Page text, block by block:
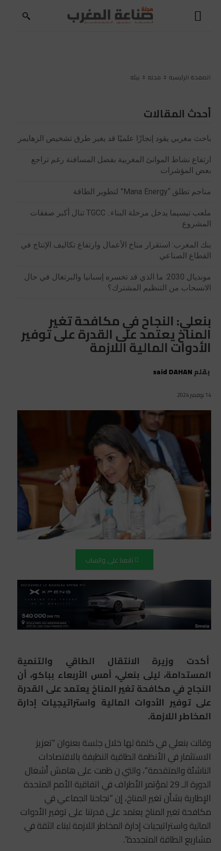
الصفحة الرئيسية مجلة بيئة
أحدث المقالات
باحث مغربي يقود إنجازًا علميًا قد يغير طرق تشخيص الزهايمر
ارتفاع نشاط الموانئ المغربية بفضل المسافنة رغم تراجع
بعض المؤشرات
مناجم تطلق “Mana Energy” لتطوير الطاقة
ملعب تيسيما يدخل مرحلة البناء.. TGCC تنال أكبر صفقات
المشروع
بنك المغرب: استقرار مناخ الأعمال وارتفاع تكاليف الإنتاج في
القطاع الصناعي
مونديال 2030: ما الذي قد تخسره إسبانيا والبرتغال في حال
الانسحاب من التنظيم المشترك؟
بنعلي: النجاح في مكافحة تغير
المناخ يعتمد على القدرة على توفير
الأدوات المالية اللازمة
بقلمsaid DAHAN
14 نوفمبر 2024
تابعنا على واتساب
أكدت وزيرة الانتقال الطاقي والتنمية
المستدامة، ليلى بنعلي، أمس الأربعاء بباكو، أن
النجاح في مكافحة تغير المناخ يعتمد على القدرة
على توفير الأدوات المالية واستراتيجيات إدارة
المخاطر اللازمة.
وقالت بنعلي في كلمة لها خلال جلسة بعنوان “تعزيز
الاستثمار في الأنظمة الطاقية النظيفة بالاقتصادات
الناشئة والمتقدمة”، والتي ن ظمت على هامش أشغال
الدورة الـ 29 لمؤتمر الأطراف في اتفاقية الأمم المتحدة
الإطارية بشأن تغير المناخ، إن “نجاحنا الجماعي في
مكافحة تغير المناخ يعتمد على قدرتنا على توفير الأدوات
المالية واستراتيجيات إدارة المخاطر اللازمة لبناء الثقة في
مشاريع الطاقة المتجددة”.